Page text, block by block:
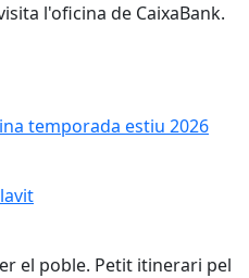
l'oficina de CaixaBank.
temporada estiu 2026
el poble. Petit itinerari pel